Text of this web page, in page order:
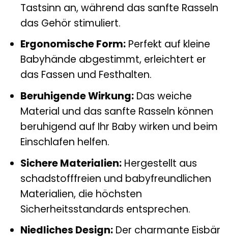
Tastsinn an, während das sanfte Rasseln
das Gehör stimuliert.
Ergonomische Form:Perfekt auf kleine
Babyhände abgestimmt, erleichtert er
das Fassen und Festhalten.
Beruhigende Wirkung:Das weiche
Material und das sanfte Rasseln können
beruhigend auf Ihr Baby wirken und beim
Einschlafen helfen.
Sichere Materialien:Hergestellt aus
schadstofffreien und babyfreundlichen
Materialien, die höchsten
Sicherheitsstandards entsprechen.
Niedliches Design:Der charmante Eisbär